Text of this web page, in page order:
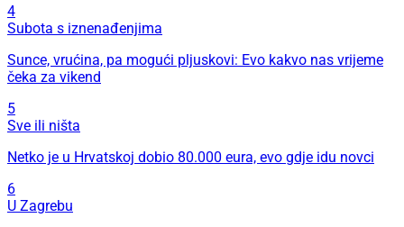
4
Subota s iznenađenjima
Sunce, vrućina, pa mogući pljuskovi: Evo kakvo nas vrijeme
čeka za vikend
5
Sve ili ništa
Netko je u Hrvatskoj dobio 80.000 eura, evo gdje idu novci
6
U Zagrebu